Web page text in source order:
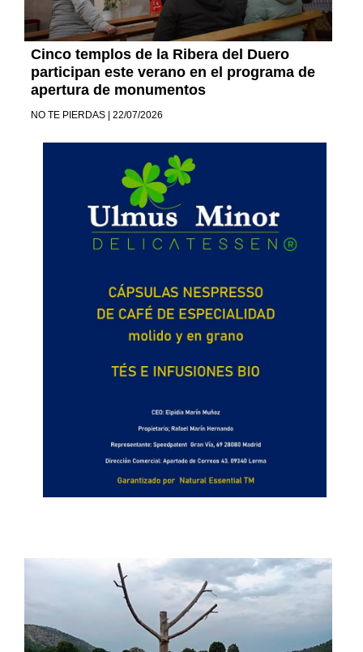
Cinco templos de la Ribera del Duero
participan este verano en el programa de
apertura de monumentos
NO TE PIERDAS | 22/07/2026